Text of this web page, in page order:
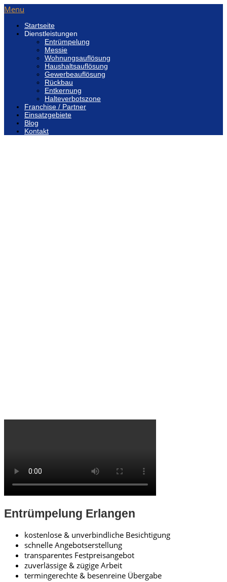
Menu
Startseite
Dienstleistungen
Entrümpelung
Messie
Wohnungsauflösung
Haushaltsauflösung
Gewerbeauflösung
Rückbau
Entkernung
Halteverbotszone
Franchise / Partner
Einsatzgebiete
Blog
Kontakt
Entrümpelung Erlangen
kostenlose & unverbindliche Besichtigung
schnelle Angebotserstellung
transparentes Festpreisangebot
zuverlässige & zügige Arbeit
termingerechte & besenreine Übergabe